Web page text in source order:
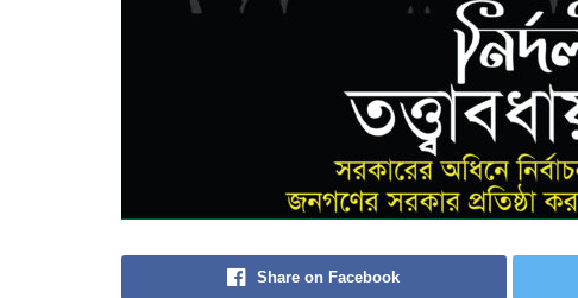
Share on Facebook